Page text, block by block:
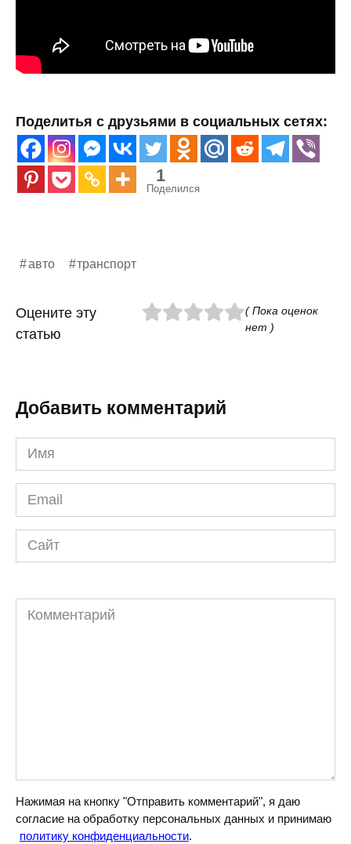
Поделитья с друзьями в социальных сетях:
1
Поделился
авто транспорт
Оцените эту
статью
( Пока оценок
нет )
Добавить комментарий
Имя
*
Email
*
Сайт
Комментарий
Нажимая на кнопку "Отправить комментарий", я даю
согласие на обработку персональных данных и принимаю
политику конфиденциальности.